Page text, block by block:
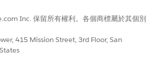
Inc. 保留所有權利。各個商標屬於其個別
415 Mission Street, 3rd Floor, San